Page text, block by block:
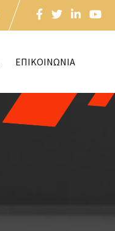
ΕΠΙΚΟΙΝΩΝΙΑ